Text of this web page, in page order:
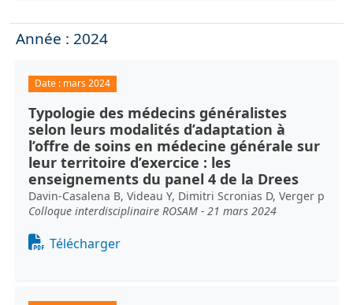
Année : 2024
Date : mars 2024
Typologie des médecins généralistes
selon leurs modalités d’adaptation à
l’offre de soins en médecine générale sur
leur territoire d’exercice : les
enseignements du panel 4 de la Drees
Davin-Casalena B, Videau Y, Dimitri Scronias D, Verger p
Colloque interdisciplinaire ROSAM - 21 mars 2024
Document
Télécharger